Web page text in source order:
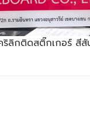
ริลิกติดสติ๊กเกอร์ สี